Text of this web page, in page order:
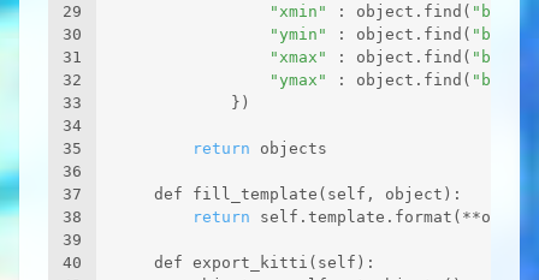
29
30
31
32
33
34
35
36
37
38
39
40
"xmin"
: object.find(
"ymin"
: object.find(
"xmax"
: object.find(
"ymax"
: object.find(
            })
return objects
    def fill_template(self, object):
return
    def export_kitti(self):